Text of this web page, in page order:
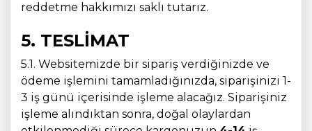
reddetme hakkımızı saklı tutarız.
5. TESLİMAT
5.1. Websitemizde bir sipariş verdiğinizde ve
ödeme işlemini tamamladığınızda, siparişinizi 1-
3 iş günü içerisinde işleme alacağız. Siparişiniz
işleme alındıktan sonra, doğal olaylardan